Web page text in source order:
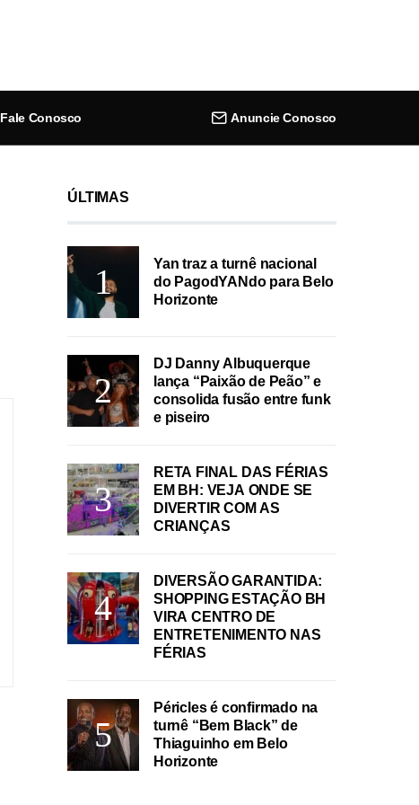
Fale Conosco Anuncie Conosco
ÚLTIMAS
Yan traz a turnê nacional
do PagodYANdo para Belo
Horizonte
DJ Danny Albuquerque
lança “Paixão de Peão” e
consolida fusão entre funk
e piseiro
RETA FINAL DAS FÉRIAS
EM BH: VEJA ONDE SE
DIVERTIR COM AS
CRIANÇAS
DIVERSÃO GARANTIDA:
SHOPPING ESTAÇÃO BH
VIRA CENTRO DE
ENTRETENIMENTO NAS
FÉRIAS
Péricles é confirmado na
turnê “Bem Black” de
Thiaguinho em Belo
Horizonte